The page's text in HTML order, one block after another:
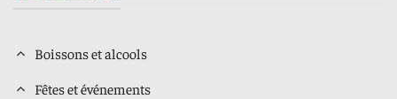
Boissons et alcools
Fêtes et événements